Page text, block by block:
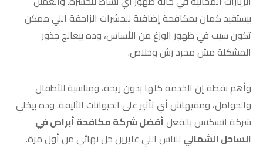
بيستفيد كمان بمكافحة إضافية للحشرات الزاحفة اللي ممكن
تكون سبب في ظهور الوزغ من الأساس، وده بيعالج جذور
المشكلة مش مجرد رش وخلاص.
وأهم نقطة إن الخدمة كلها بدون ريحة، ومناسبة للأطفال
والحوامل، ومفيهاش أي تأثير على الحيوانات الأليفة. وده بيخلي
شركة انسكتس بالفعلأفضل شركة مكافحة أبراص في
الساحل الشمالي للناس اللي عايزين حل نهائي من أول مرة.